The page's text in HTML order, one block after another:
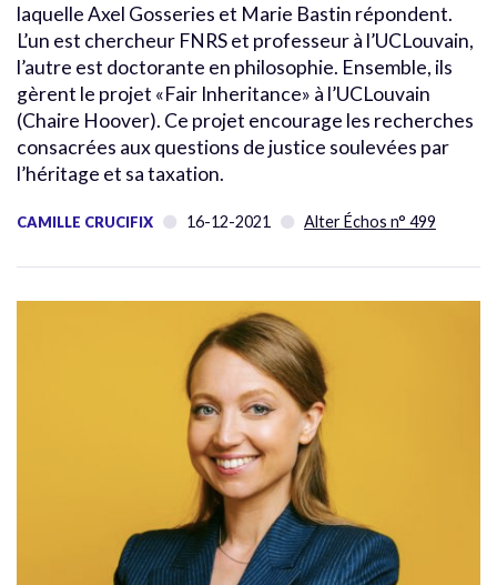
laquelle Axel Gosseries et Marie Bastin répondent.
L’un est chercheur FNRS et professeur à l’UCLouvain,
l’autre est doctorante en philosophie. Ensemble, ils
gèrent le projet «Fair Inheritance» à l’UCLouvain
(Chaire Hoover). Ce projet encourage les recherches
consacrées aux questions de justice soulevées par
l’héritage et sa taxation.
CAMILLE CRUCIFIX 16-12-2021 Alter Échos n° 499